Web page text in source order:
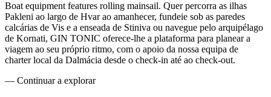
Boat equipment features rolling mainsail. Quer percorra as ilhas
Pakleni ao largo de Hvar ao amanhecer, fundeie sob as paredes
calcárias de Vis e a enseada de Stiniva ou navegue pelo arquipélago
de Kornati, GIN TONIC oferece-lhe a plataforma para planear a
viagem ao seu próprio ritmo, com o apoio da nossa equipa de
charter local da Dalmácia desde o check-in até ao check-out.
— Continuar a explorar